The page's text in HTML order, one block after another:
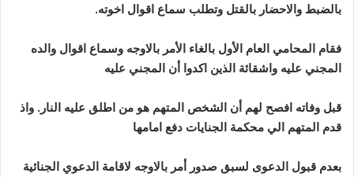
بالضبط والاحضار بالقتل وتطلب سماع اقوال اخوته.
فقام المحامي العام الأول بالغاء الأمر بالاوجه وسماع اقوال والده
المجني عليه واشقائة الذين اكدوا أن المجني عليه
قبل وفاته افصح لهم أن الشخص المتهم هو من اطلق عليه النار. واذ
قدم المتهم الي محكمة الجنايات دفع امامها
بعدم قبول الدعوى لسبق صدور أمر بالاوجه لاقامة الدعوي الجنائية